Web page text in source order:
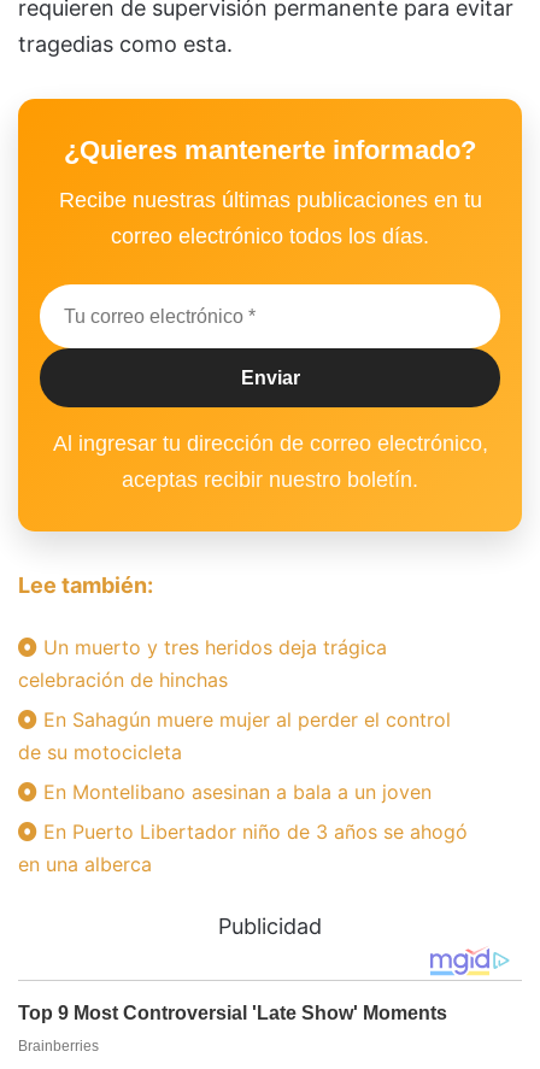
requieren de supervisión permanente para evitar
tragedias como esta.
¿Quieres mantenerte informado?
Recibe nuestras últimas publicaciones en tu
correo electrónico todos los días.
Al ingresar tu dirección de correo electrónico,
aceptas recibir nuestro boletín.
Lee también:
Un muerto y tres heridos deja trágica
celebración de hinchas
En Sahagún muere mujer al perder el control
de su motocicleta
En Montelibano asesinan a bala a un joven
En Puerto Libertador niño de 3 años se ahogó
en una alberca
Publicidad